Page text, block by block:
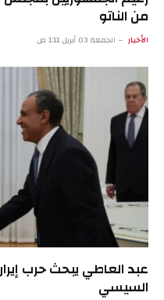
من الناتو
الأخبار الجمعة 03 أبريل 1:11 ص
عبد العاطي يبحث حرب
السيسي